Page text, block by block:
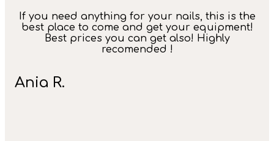
If you need anything for your nails, this is the
best place to come and get your equipment!
Best prices you can get also! Highly
recomended !
Ania R.